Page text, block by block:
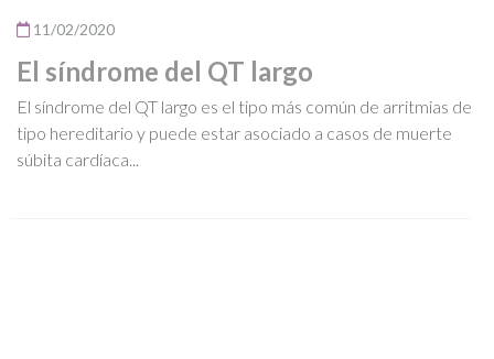
11/02/2020
El síndrome del QT largo
El síndrome del QT largo es el tipo más común de arritmias de
tipo hereditario y puede estar asociado a casos de muerte
súbita cardíaca...